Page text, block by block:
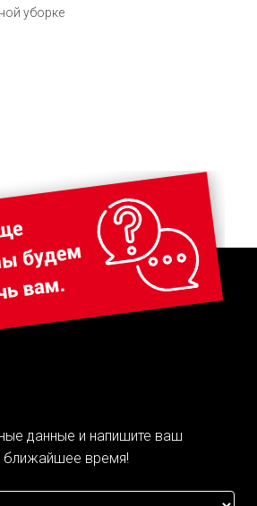
уборке
данные и напишите ваш
время!